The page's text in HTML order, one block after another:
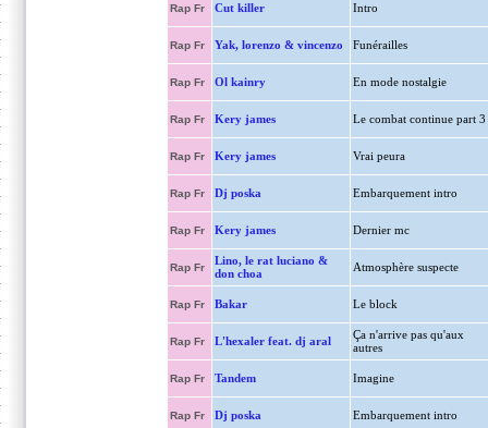
Rap Fr Cut killer Intro
Rap Fr Yak, lorenzo & vincenzo Funérailles
Rap Fr Ol kainry En mode nostalgie
Rap Fr Kery james Le combat continue part 3
Rap Fr Kery james Vrai peura
Rap Fr Dj poska Embarquement intro
Rap Fr Kery james Dernier mc
Rap Fr
Lino, le rat luciano &
don choa
Atmosphère suspecte
Rap Fr Bakar Le block
Rap Fr L'hexaler feat. dj aral
Ça n'arrive pas qu'aux
autres
Rap Fr Tandem Imagine
Rap Fr Dj poska Embarquement intro